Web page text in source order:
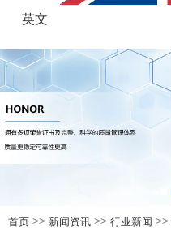
英文
首页 >> 新闻资讯 >> 行业新闻 >>